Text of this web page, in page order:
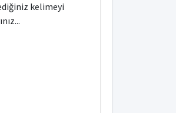
kelimeyi